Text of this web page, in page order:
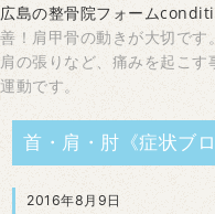
広島の整骨院フォーム
善！肩甲骨の動きが大切です
肩の張りなど、痛みを起こ
運動です。
首・肩・肘《症状ブロ
2016年8月9日